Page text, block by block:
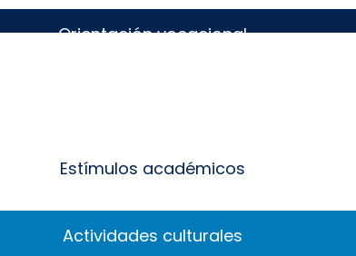
Orientación vocacional
Estímulos académicos
Actividades culturales